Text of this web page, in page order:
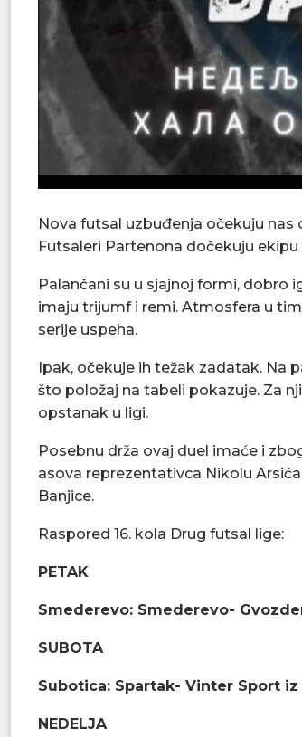
Nova futsal uzbuđenja očekuju nas
Futsaleri Partenona dočekuju ekipu
Palančani su u sjajnoj formi, dobro
imaju trijumf i remi. Atmosfera u
serije uspeha.
Ipak, očekuje ih težak zadatak. Na
što položaj na tabeli pokazuje. Za
opstanak u ligi.
Posebnu drža ovaj duel imaće i
asova reprezentativca Nikolu
Banjice.
Raspored 16. kola Drug futsal lige:
PETAK
Smederevo: Smederevo-
SUBOTA
Subotica: Spartak- Vinter Sport iz
NEDELJA